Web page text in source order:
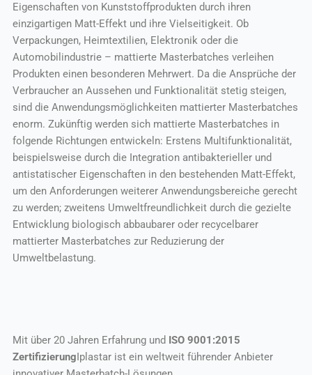
Eigenschaften von Kunststoffprodukten durch ihren
einzigartigen Matt-Effekt und ihre Vielseitigkeit. Ob
Verpackungen, Heimtextilien, Elektronik oder die
Automobilindustrie – mattierte Masterbatches verleihen
Produkten einen besonderen Mehrwert. Da die Ansprüche der
Verbraucher an Aussehen und Funktionalität stetig steigen,
sind die Anwendungsmöglichkeiten mattierter Masterbatches
enorm. Zukünftig werden sich mattierte Masterbatches in
folgende Richtungen entwickeln: Erstens Multifunktionalität,
beispielsweise durch die Integration antibakterieller und
antistatischer Eigenschaften in den bestehenden Matt-Effekt,
um den Anforderungen weiterer Anwendungsbereiche gerecht
zu werden; zweitens Umweltfreundlichkeit durch die gezielte
Entwicklung biologisch abbaubarer oder recycelbarer
mattierter Masterbatches zur Reduzierung der
Umweltbelastung.
Mit über 20 Jahren Erfahrung und ISO 9001:2015
ZertifizierungIplastar ist ein weltweit führender Anbieter